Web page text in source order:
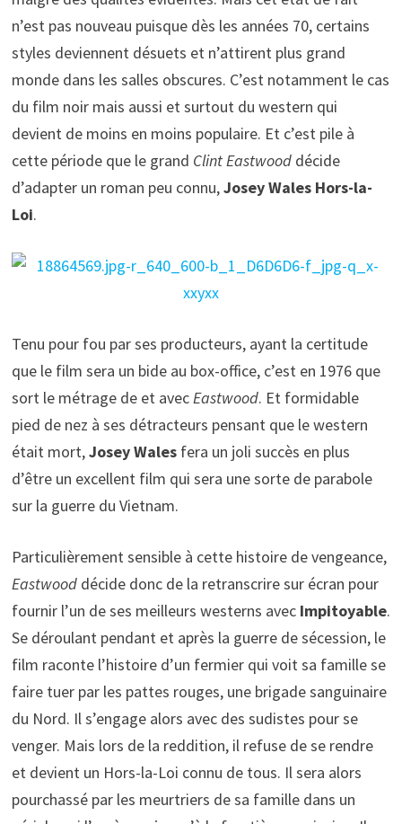
n’est pas nouveau puisque dès les années 70, certains
styles deviennent désuets et n’attirent plus grand
monde dans les salles obscures. C’est notamment le cas
du film noir mais aussi et surtout du western qui
devient de moins en moins populaire. Et c’est pile à
cette période que le grand Clint Eastwooddécide
d’adapter un roman peu connu,Josey Wales Hors-la-
Loi.
Tenu pour fou par ses producteurs, ayant la certitude
que le film sera un bide au box-office, c’est en 1976 que
sort le métrage de et avecEastwood. Et formidable
pied de nez à ses détracteurs pensant que le western
était mort,Josey Walesfera un joli succès en plus
d’être un excellent film qui sera une sorte de parabole
sur la guerre du Vietnam.
Particulièrement sensible à cette histoire de vengeance,
Eastwood décide donc de la retranscrire sur écran pour
fournir l’un de ses meilleurs westerns avec Impitoyable.
Se déroulant pendant et après la guerre de sécession, le
film raconte l’histoire d’un fermier qui voit sa famille se
faire tuer par les pattes rouges, une brigade sanguinaire
du Nord. Il s’engage alors avec des sudistes pour se
venger. Mais lors de la reddition, il refuse de se rendre
et devient un Hors-la-Loi connu de tous. Il sera alors
pourchassé par les meurtriers de sa famille dans un